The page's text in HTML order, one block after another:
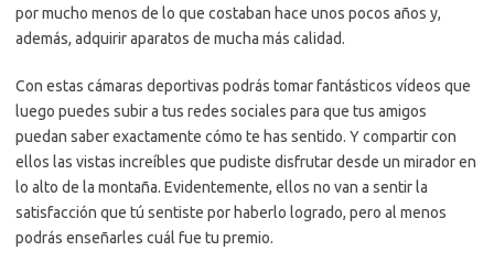
por mucho menos de lo que costaban hace unos pocos años y,
además, adquirir aparatos de mucha más calidad.
Con estas cámaras deportivas podrás tomar fantásticos vídeos que
luego puedes subir a tus redes sociales para que tus amigos
puedan saber exactamente cómo te has sentido. Y compartir con
ellos las vistas increíbles que pudiste disfrutar desde un mirador en
lo alto de la montaña. Evidentemente, ellos no van a sentir la
satisfacción que tú sentiste por haberlo logrado, pero al menos
podrás enseñarles cuál fue tu premio.